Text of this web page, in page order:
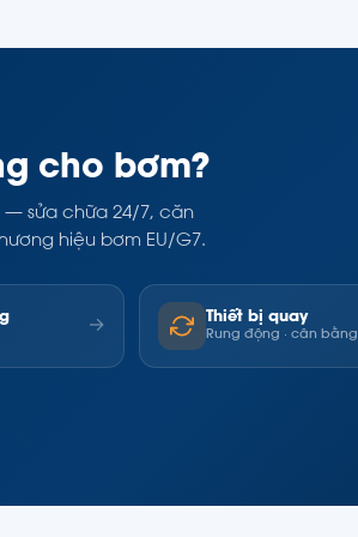
cho bơm?
— sửa chữa 24/7, căn
hiệu bơm EU/G7.
→ Thiết bị quay
Rung động · cân bằng